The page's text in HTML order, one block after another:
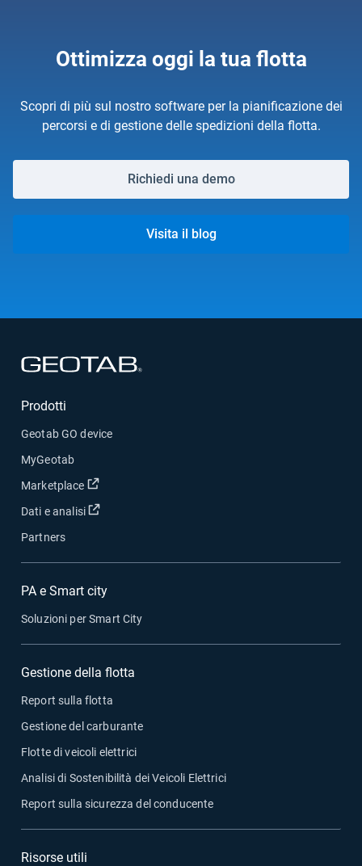
Ottimizza oggi la tua flotta
Scopri di più sul nostro software per la pianificazione dei
percorsi e di gestione delle spedizioni della flotta.
Richiedi una demo
Visita il blog
Prodotti
Geotab GO device
MyGeotab
Marketplace
Apri in una nuova finestra
Dati e analisi Apri in una nuova finestra
Partners
PA e Smart city
Soluzioni per Smart City
Gestione della flotta
Report sulla flotta
Gestione del carburante
Flotte di veicoli elettrici
Analisi di Sostenibilità dei Veicoli Elettrici
Report sulla sicurezza del conducente
Risorse utili